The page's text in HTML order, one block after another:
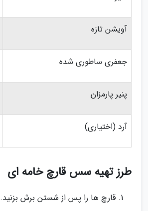
آویشن تازه
جعفری ساطوری شده
پنیر پارمزان
آرد (اختیاری)
طرز تهیه سس قارچ خامه ای
قارچ ها را پس از شستن برش بزنید.